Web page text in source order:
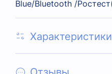
Характеристики